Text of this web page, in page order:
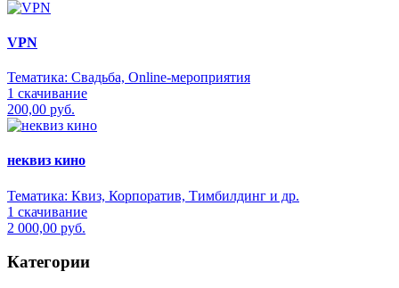
VPN
Тематика: Свадьба, Online-мероприятия
1 скачивание
200,00 руб.
неквиз кино
Тематика: Квиз, Корпоратив, Тимбилдинг и др.
1 скачивание
2 000,00 руб.
Категории